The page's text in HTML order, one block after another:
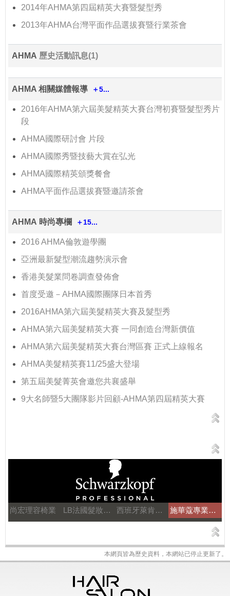
2014年AHMA第四屆精英大賽暨髮型秀
2013年AHMA台灣平面作品選拔賽暨行業茶會
AHMA 歷史活動訊息(1)
AHMA 相關媒體報導 ＋5...
2016年AHMA第六屆美髮精英大賽台灣初賽暨髮型秀片
段
AHMA國際研討會 片段
AHMA國際秀暨技藝大賞在弘光
AHMA國際精英頒獎餐會
AHMA平面作品選拔賽暨邀請茶會
AHMA 時尚專欄 ＋15...
2016 AHMA倫敦遊學團
亞洲最新髮型潮流趨勢演示會
香港美髮業問卷調查發佈會
首度受邀－AHMA國際團隊日本首秀
2016AHMA第六屆美髮精英大賽及髮型秀
AHMA第六屆美髮精英大賽 一同創造台灣新價值
AHMA第六屆美髮精英大賽台灣區賽 正式上線報名
AHMA美髮精英賽11/25盛大登場
第五屆美髮菁英會邀您共襄盛舉
9大名師暨5大團隊影片回顧-AHMA第四屆精英大賽
尚宏理容椅業 LB法國髮妝之鑰 西班牙萊肯髮品 施華蔻專業美髮
本網頁皆為歷史資料，本網站已停止更新了。